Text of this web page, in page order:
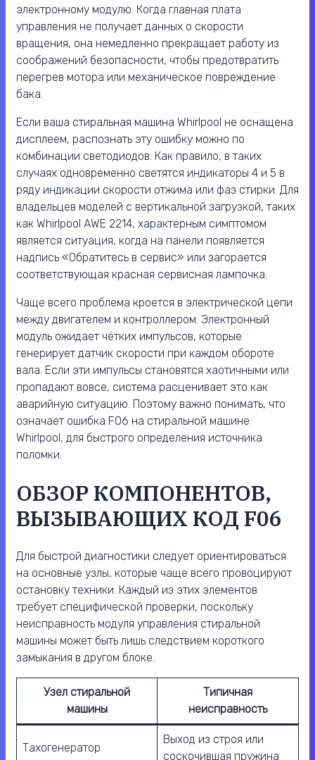
электронному модулю. Когда главная плата
управления не получает данных о скорости
вращения, она немедленно прекращает работу из
соображений безопасности, чтобы предотвратить
перегрев мотора или механическое повреждение
бака.
Если ваша стиральная машина Whirlpool не оснащена
дисплеем, распознать эту ошибку можно по
комбинации светодиодов. Как правило, в таких
случаях одновременно светятся индикаторы 4 и 5 в
ряду индикации скорости отжима или фаз стирки. Для
владельцев моделей с вертикальной загрузкой, таких
как Whirlpool AWE 2214, характерным симптомом
является ситуация, когда на панели появляется
надпись «Обратитесь в сервис» или загорается
соответствующая красная сервисная лампочка.
Чаще всего проблема кроется в электрической цепи
между двигателем и контроллером. Электронный
модуль ожидает чётких импульсов, которые
генерирует датчик скорости при каждом обороте
вала. Если эти импульсы становятся хаотичными или
пропадают вовсе, система расценивает это как
аварийную ситуацию. Поэтому важно понимать, что
означает ошибка F06 на стиральной машине
Whirlpool, для быстрого определения источника
поломки.
ОБЗОР КОМПОНЕНТОВ,
ВЫЗЫВАЮЩИХ КОД F06
Для быстрой диагностики следует ориентироваться
на основные узлы, которые чаще всего провоцируют
остановку техники. Каждый из этих элементов
требует специфической проверки, поскольку
неисправность модуля управления стиральной
машины может быть лишь следствием короткого
замыкания в другом блоке.
Узел стиральной
машины
Типичная
неисправность
Тахогенератор
Выход из строя или
соскочившая пружина